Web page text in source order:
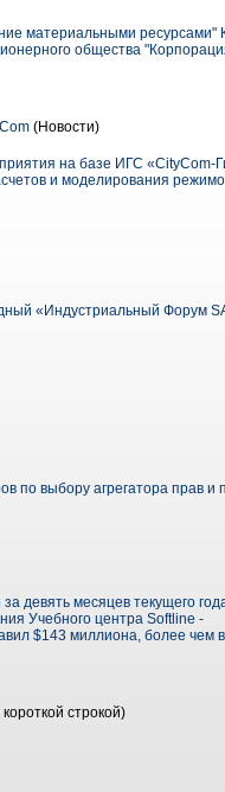
материальными ресурсами"
общества
(Новости)
на базе ИГС «CityCom-
и моделирования
«Индустриальный Форум
по выбору агрегатора прав и
девять месяцев текущего
Учебного центра Softline -
$143 миллиона, более чем
строкой)